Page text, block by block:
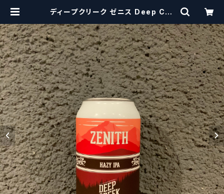
ディープクリーク ゼニス Deep Cre
tbeerscissors